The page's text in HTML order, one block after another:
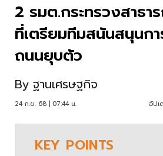
2 รมต.กระทรวงสาธ
ที่เตรียมทีมสนันสนุนก
ถนนยุบตัว
By ฐานเศรษฐกิจ
24 ก.ย. 68 | 07:44 น. อัปเ
KEY POINTS